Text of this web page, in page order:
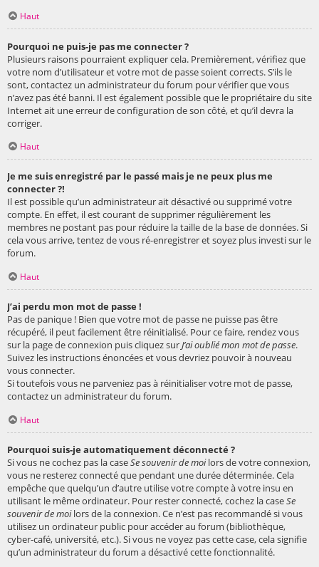
Haut
Pourquoi ne puis-je pas me connecter ?
Plusieurs raisons pourraient expliquer cela. Premièrement, vérifiez que
votre nom d’utilisateur et votre mot de passe soient corrects. S’ils le
sont, contactez un administrateur du forum pour vérifier que vous
n’avez pas été banni. Il est également possible que le propriétaire du site
Internet ait une erreur de configuration de son côté, et qu’il devra la
corriger.
Haut
Je me suis enregistré par le passé mais je ne peux plus me
connecter ?!
Il est possible qu’un administrateur ait désactivé ou supprimé votre
compte. En effet, il est courant de supprimer régulièrement les
membres ne postant pas pour réduire la taille de la base de données. Si
cela vous arrive, tentez de vous ré-enregistrer et soyez plus investi sur le
forum.
Haut
J’ai perdu mon mot de passe !
Pas de panique ! Bien que votre mot de passe ne puisse pas être
récupéré, il peut facilement être réinitialisé. Pour ce faire, rendez vous
sur la page de connexion puis cliquez surJ’ai oublié mon mot de passe.
Suivez les instructions énoncées et vous devriez pouvoir à nouveau
vous connecter.
Si toutefois vous ne parveniez pas à réinitialiser votre mot de passe,
contactez un administrateur du forum.
Haut
Pourquoi suis-je automatiquement déconnecté ?
Si vous ne cochez pas la caseSe souvenir de moilors de votre connexion,
vous ne resterez connecté que pendant une durée déterminée. Cela
empêche que quelqu’un d’autre utilise votre compte à votre insu en
utilisant le même ordinateur. Pour rester connecté, cochez la caseSe
souvenir de moilors de la connexion. Ce n’est pas recommandé si vous
utilisez un ordinateur public pour accéder au forum (bibliothèque,
cyber-café, université, etc.). Si vous ne voyez pas cette case, cela signifie
qu’un administrateur du forum a désactivé cette fonctionnalité.